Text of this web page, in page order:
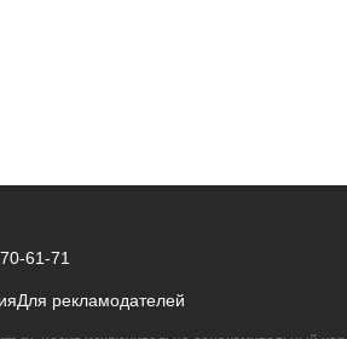
61-71
Для рекламодателей